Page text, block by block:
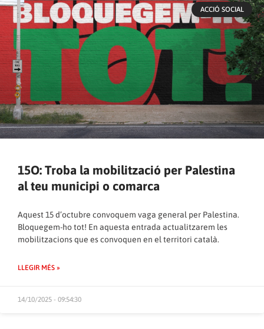
ACCIÓ SOCIAL
15O: Troba la mobilització per Palestina
al teu municipi o comarca
Aquest 15 d’octubre convoquem vaga general per Palestina.
Bloquegem-ho tot! En aquesta entrada actualitzarem les
mobilitzacions que es convoquen en el territori català.
LLEGIR MÉS »
14/10/2025 - 09:54:30